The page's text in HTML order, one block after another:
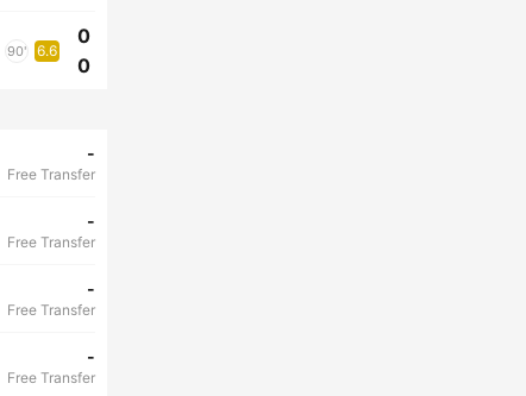
90' 6.6
0
0
-
Free Transfer
-
Free Transfer
-
Free Transfer
-
Free Transfer